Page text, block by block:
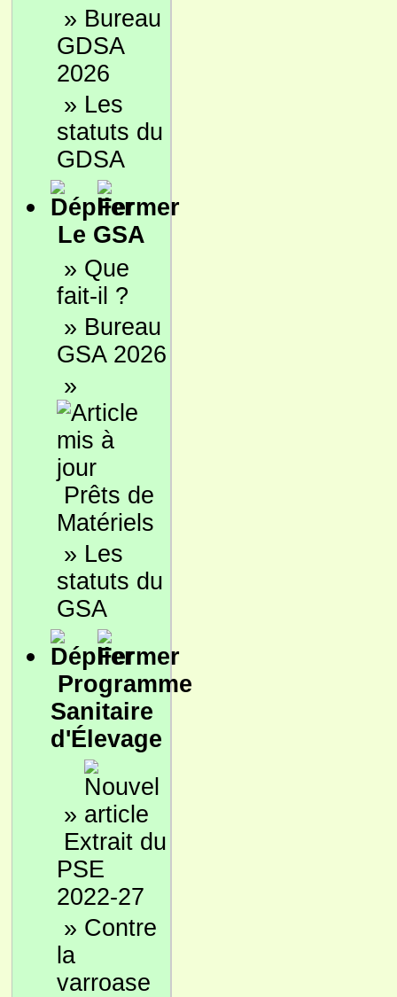
» Bureau
GDSA
2026
» Les
statuts du
GDSA
Le GSA
» Que
fait-il ?
» Bureau
GSA 2026
»
Prêts de
Matériels
» Les
statuts du
GSA
Programme
Sanitaire
d'Élevage
»
Extrait du
PSE
2022-27
» Contre
la
varroase